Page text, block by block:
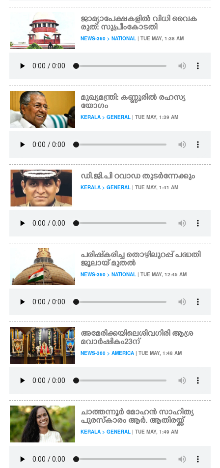
ജാമ്യാപേക്ഷകളിൽ വിധി വൈക
രുത്: സുപ്രീംകോടതി
NEWS-360 > NATIONAL | TUE MAY, 1:38 AM
മുഖ്യമന്ത്രി: കണ്ണൂരിൽ രഹസ്യ
യോഗം
KERALA > GENERAL | TUE MAY, 1:39 AM
ഡി.ജി.പി റവാഡ തുടർന്നേക്കും
KERALA > GENERAL | TUE MAY, 1:41 AM
പരിഷ്‌കരിച്ച തൊഴിലുറപ്പ് പദ്ധതി
ജൂലായ് മുതൽ
NEWS-360 > NATIONAL | TUE MAY, 12:45 AM
അമേരിക്കയിലെ ശിവഗിരി ആശ്ര
മ വാർഷികം 23ന്
NEWS-360 > AMERICA | TUE MAY, 1:48 AM
ചാത്തന്നൂർ മോഹൻ സാഹിത്യ
പുരസ്കാരം ആർ. ആതിരയ്ക്ക്
KERALA > GENERAL | TUE MAY, 1:49 AM